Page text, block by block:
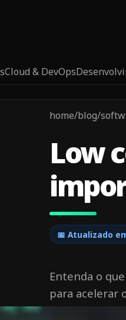
Cloud & DevOps
home/blog/
Low
📅 Atualizado
Entenda o
para acelerar